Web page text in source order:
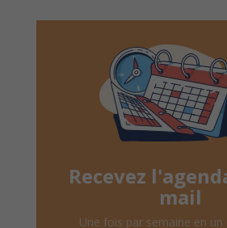
Recevez
mail
Une fois par semaine en un